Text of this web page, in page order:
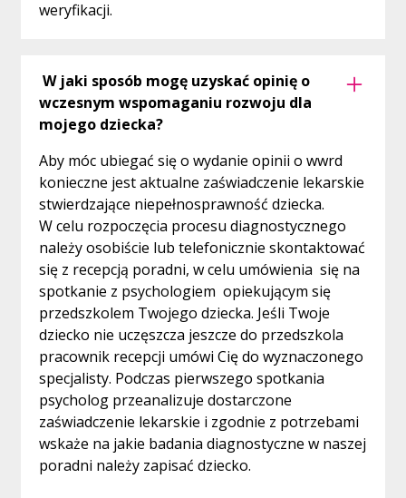
weryfikacji.
W jaki sposób mogę uzyskać opinię o
wczesnym wspomaganiu rozwoju dla
mojego dziecka?
Aby móc ubiegać się o wydanie opinii o wwrd
konieczne jest aktualne zaświadczenie lekarskie
stwierdzające niepełnosprawność dziecka.
W celu rozpoczęcia procesu diagnostycznego
należy osobiście lub telefonicznie skontaktować
się z recepcją poradni, w celu umówienia się na
spotkanie z psychologiem opiekującym się
przedszkolem Twojego dziecka. Jeśli Twoje
dziecko nie uczęszcza jeszcze do przedszkola
pracownik recepcji umówi Cię do wyznaczonego
specjalisty. Podczas pierwszego spotkania
psycholog przeanalizuje dostarczone
zaświadczenie lekarskie i zgodnie z potrzebami
wskaże na jakie badania diagnostyczne w naszej
poradni należy zapisać dziecko.